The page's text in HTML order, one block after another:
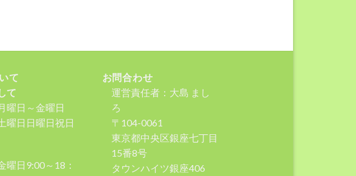
て
て
曜日～金曜日
曜日日曜日祝日
曜日9:00～18：
お問合わせ
運営責任者：大島 まし
ろ
〒104-0061
東京都中央区銀座七丁目
15番8号
タウンハイツ銀座406